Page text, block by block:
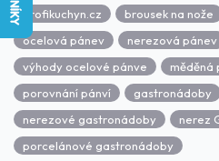
Profikuchyn.cz brousek na nože
ocelová pánev
nerezová pánev
výhody ocelové pánve
měděná
porovnání pánví
gastronádoby
nerezové gastronádoby
nerez
porcelánové gastronádoby